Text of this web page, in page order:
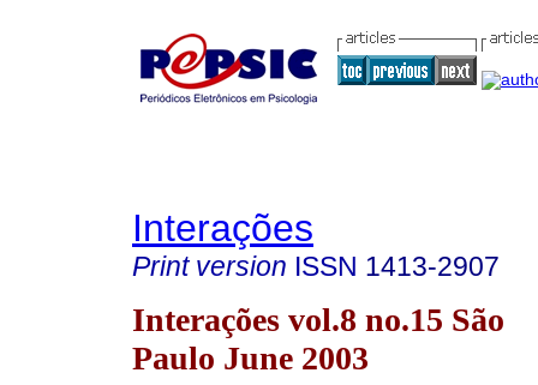
Interações
Print version ISSN 1413-2907
Interações vol.8 no.15 São
Paulo June 2003